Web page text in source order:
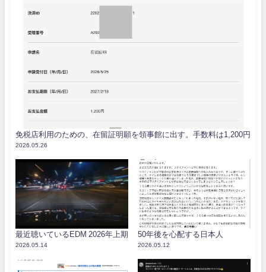
免税店利用のための、在留証明願を領事館に出す。手数料は1,200円
2026.05.26
最近聴いているEDM 2026年上期
2026.05.14
50年後を心配する日本人
2026.05.12